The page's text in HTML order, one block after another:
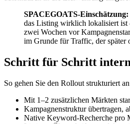
SPACEGOATS-Einschätzung:
das Listing wirklich lokalisiert ist
zwei Wochen vor
im Grunde für Traffic, der später
Schritt für Schritt
So gehen Sie den Rollout strukturiert
Mit 1–2 zusätzlichen Märkten
Kampagnenstruktur übertragen,
Native Keyword-Recherche pro